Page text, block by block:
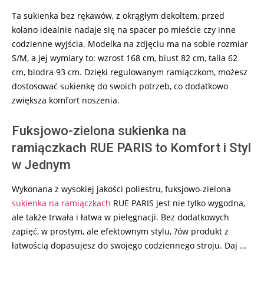
Ta sukienka bez rękawów, z okrągłym dekoltem, przed
kolano idealnie nadaje się na spacer po mieście czy inne
codzienne wyjścia. Modelka na zdjęciu ma na sobie rozmiar
S/M, a jej wymiary to: wzrost 168 cm, biust 82 cm, talia 62
cm, biodra 93 cm. Dzięki regulowanym ramiączkom, możesz
dostosować sukienkę do swoich potrzeb, co dodatkowo
zwiększa komfort noszenia.
Fuksjowo-zielona sukienka na
ramiączkach RUE PARIS to Komfort i Styl
w Jednym
Wykonana z wysokiej jakości poliestru, fuksjowo-zielona
sukienka na ramiączkach RUE PARIS jest nie tylko wygodna,
ale także trwała i łatwa w pielęgnacji. Bez dodatkowych
zapięć, w prostym, ale efektownym stylu, ?ów produkt z
łatwością dopasujesz do swojego codziennego stroju. Daj …